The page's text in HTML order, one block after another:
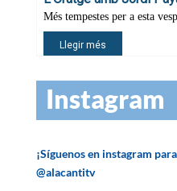
Instagram
¡Síguenos en instagram
@alacantitv